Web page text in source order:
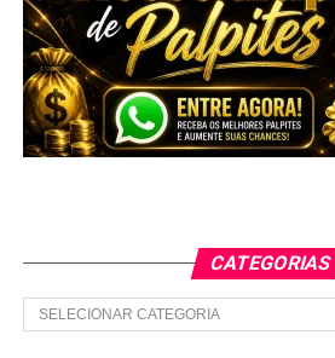
CATEGORIAS
Categorias